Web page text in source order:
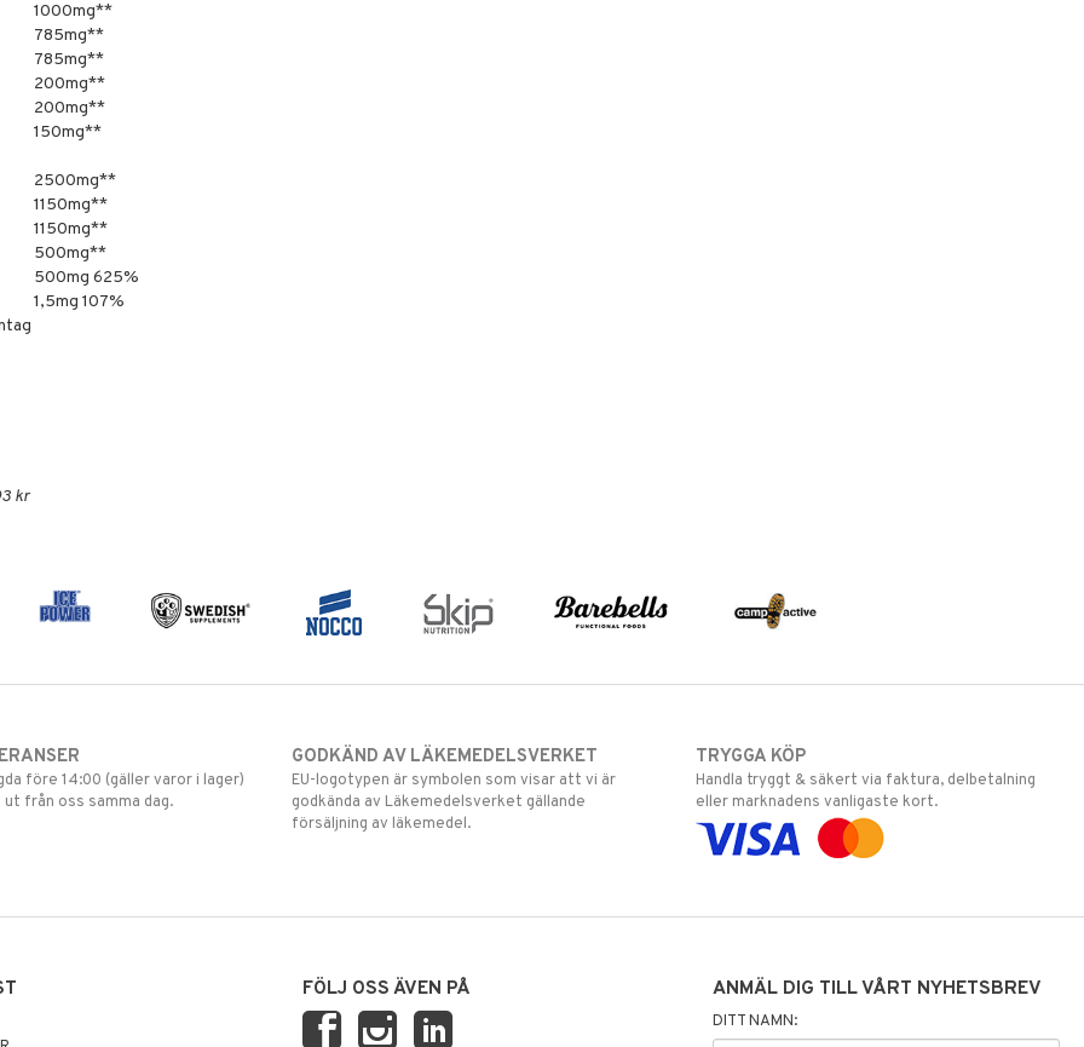
1000mg**
785mg**
785mg**
200mg**
200mg**
150mg**
2500mg**
1150mg**
1150mg**
500mg**
500mg 625%
1,5mg 107%
kr
före 14:00 (gäller varor i lager)
från oss samma dag.
GODKÄND AV LÄKEMEDELSVERKET
EU-logotypen är symbolen som visar att vi är
godkända av Läkemedelsverket gällande
försäljning av läkemedel.
TRYGGA KÖP
Handla tryggt & säkert via faktura, delbetalning
eller marknadens vanligaste kort.
FÖLJ OSS ÄVEN PÅ ANMÄL DIG TILL VÅRT NYHETSBREV
DITT NAMN: